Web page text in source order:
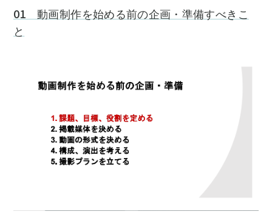
01 動画制作を始める前の企画・準備すべきこ
と